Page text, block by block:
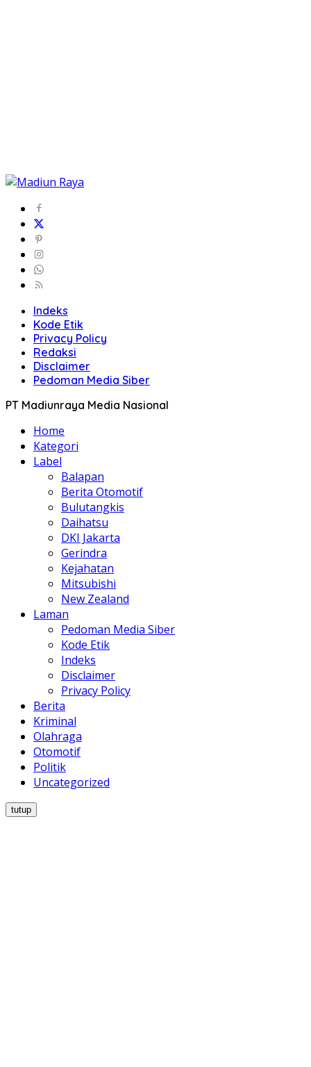
Indeks
Kode Etik
Privacy Policy
Redaksi
Disclaimer
Pedoman Media Siber
PT Madiunraya Media Nasional
Home
Kategori
Label
Balapan
Berita Otomotif
Bulutangkis
Daihatsu
DKI Jakarta
Gerindra
Kejahatan
Mitsubishi
New Zealand
Laman
Pedoman Media Siber
Kode Etik
Indeks
Disclaimer
Privacy Policy
Berita
Kriminal
Olahraga
Otomotif
Politik
Uncategorized
tutup